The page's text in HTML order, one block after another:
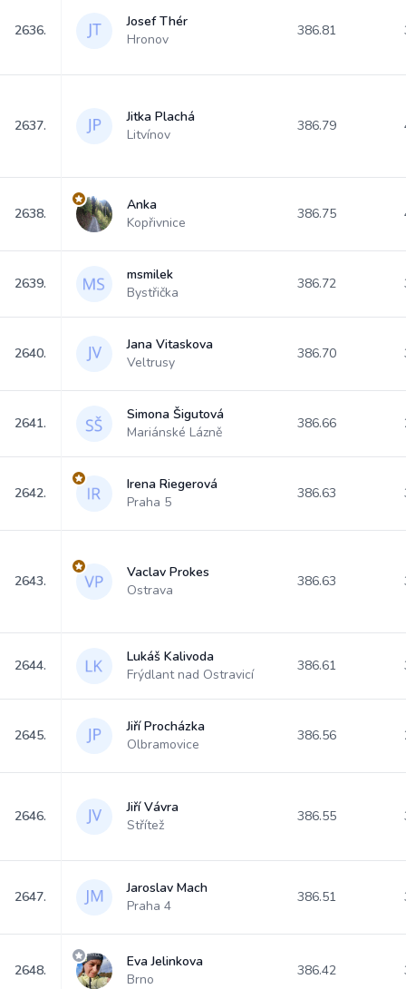
2636.
Josef Thér
Hronov
386.81
2637.
Jitka Plachá
Litvínov
386.79
2638.
Anka
Kopřivnice
386.75
2639.
msmilek
Bystřička
386.72
2640.
Jana Vitaskova
Veltrusy
386.70
2641.
Simona Šigutová
Mariánské Lázně
386.66
2642.
Irena Riegerová
Praha 5
386.63
2643.
Vaclav Prokes
Ostrava
386.63
2644.
Lukáš Kalivoda
Frýdlant nad Ostravicí
386.61
2645.
Jiří Procházka
Olbramovice
386.56
2646.
Jiří Vávra
Střítež
386.55
2647.
Jaroslav Mach
Praha 4
386.51
2648.
Eva Jelinkova
Brno
386.42